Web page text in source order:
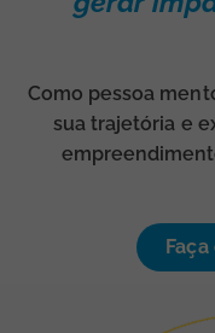
Como pessoa
sua trajetória e